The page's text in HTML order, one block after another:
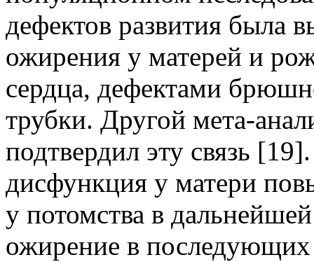
дефектов развития была
ожирения у матерей и
сердца, дефектами
трубки. Другой мета-
подтвердил эту связь
дисфункция у матери
у потомства в
ожирение в